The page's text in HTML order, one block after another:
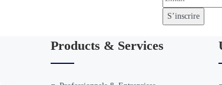
Products & Services